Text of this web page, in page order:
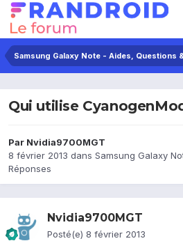
Samsung Galaxy Note - Aides, Questions
Qui utilise
Par Nvidia9700MGT
8 février 2013 dans Samsung Galaxy
Réponses
Nvidia9700MGT
Posté(e) 8 février 2013